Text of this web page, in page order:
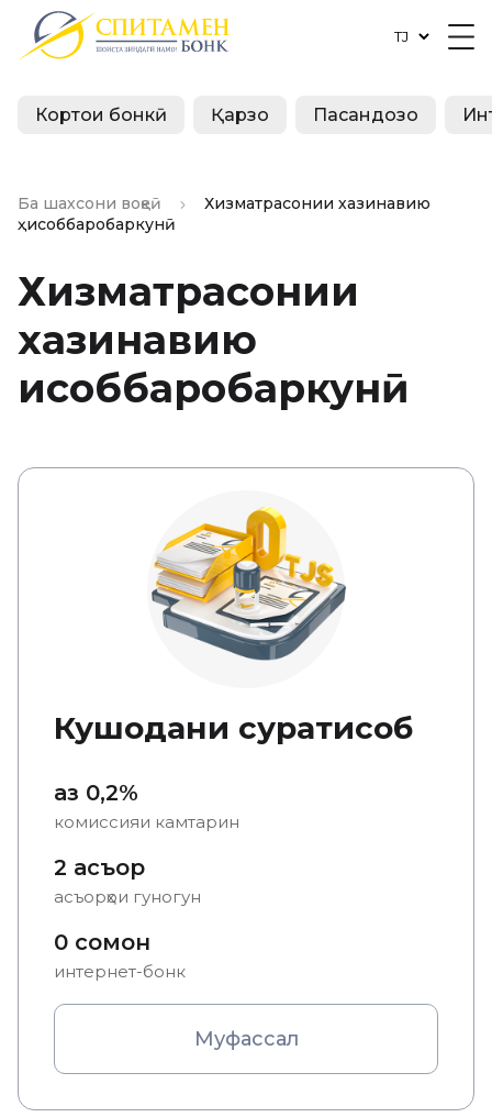
Кортҳои бонкӣ Қарзҳо Пасандозҳо
Ба шахсони воқеӣ
Хизматрасонии хазинавию
ҳисоббаробаркунӣ
Хизматрасонии
хазинавию
ҳисоббаробаркунӣ
Кушодани суратҳисоб
аз 0,2%
комиссияи камтарин
2 асъор
асъорҳои гуногун
0 сомонӣ
интернет-бонк
Муфассал